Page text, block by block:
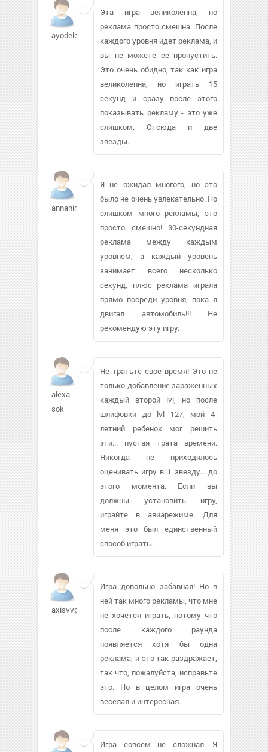
ayodelejf686
Эта игра великолепна, но
реклама просто смешна. После
каждого уровня идет реклама, и
вы не можете ее пропустить.
Это очень обидно, так как игра
великолепна, но играть 15
секунд и сразу после этого
показывать рекламу - это уже
слишком. Отсюда и две
звезды.
annahim87
Я не ожидал многого, но это
было не очень увлекательно. Но
слишком много рекламы, это
просто смешно! 30-секундная
реклама между каждым
уровнем, а каждый уровень
занимает всего несколько
секунд, плюс реклама играла
прямо посреди уровня, пока я
двигал автомобиль!!! Не
рекомендую эту игру.
alexa-
sok
Не тратьте свое время! Это не
только добавление зараженных
каждый второй lvl, но после
шлифовки до lvl 127, мой 4-
летний ребенок мог решить
эти... пустая трата времени.
Никогда не приходилось
оценивать игру в 1 звезду... до
этого момента. Если вы
должны установить игру,
играйте в авиарежиме. Для
меня это был единственный
способ играть.
axisvvp
Игра довольно забавная! Но в
ней так много рекламы, что мне
не хочется играть, потому что
после каждого раунда
появляется хотя бы одна
реклама, и это так раздражает,
так что, пожалуйста, исправьте
это. Но в целом игра очень
веселая и интересная.
Игра совсем не сложная. Я